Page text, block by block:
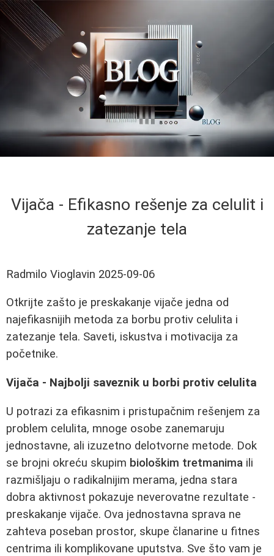
Vijača - Efikasno rešenje za celulit i
zatezanje tela
Radmilo Vioglavin 2025-09-06
Otkrijte zašto je preskakanje vijače jedna od
najefikasnijih metoda za borbu protiv celulita i
zatezanje tela. Saveti, iskustva i motivacija za
početnike.
Vijača - Najbolji saveznik u borbi protiv celulita
U potrazi za efikasnim i pristupačnim rešenjem za
problem celulita, mnoge osobe zanemaruju
jednostavne, ali izuzetno delotvorne metode. Dok
se brojni okreću skupim biološkim tretmanima ili
razmišljaju o radikalnijim merama, jedna stara
dobra aktivnost pokazuje neverovatne rezultate -
preskakanje vijače. Ova jednostavna sprava ne
zahteva poseban prostor, skupe članarine u fitnes
centrima ili komplikovane uputstva. Sve što vam je